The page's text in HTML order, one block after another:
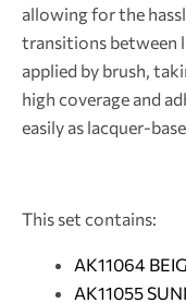
allowing for the
transitions between
applied by brush,
high coverage and
easily as lacquer-
This set contains:
AK11064
AK11055